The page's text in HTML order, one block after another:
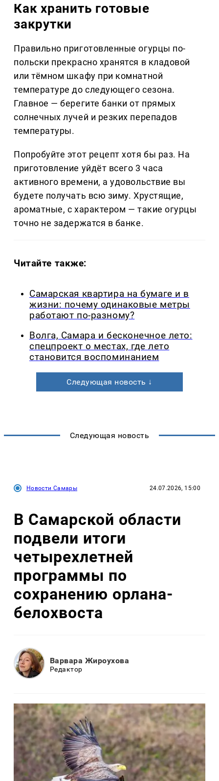
Как хранить готовые
закрутки
Правильно приготовленные огурцы по-
польски прекрасно хранятся в кладовой
или тёмном шкафу при комнатной
температуре до следующего сезона.
Главное — берегите банки от прямых
солнечных лучей и резких перепадов
температуры.
Попробуйте этот рецепт хотя бы раз. На
приготовление уйдёт всего 3 часа
активного времени, а удовольствие вы
будете получать всю зиму. Хрустящие,
ароматные, с характером — такие огурцы
точно не задержатся в банке.
Читайте также:
Самарская квартира на бумаге и в
жизни: почему одинаковые метры
работают по-разному?
Волга, Самара и бесконечное лето:
спецпроект о местах, где лето
становится воспоминанием
Следующая новость ↓
Следующая новость
Новости Самары 24.07.2026, 15:00
В Самарской области
подвели итоги
четырехлетней
программы по
сохранению орлана-
белохвоста
Варвара Жироухова
Редактор